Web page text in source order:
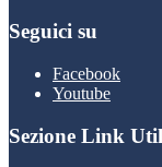
Seguici su
Facebook
Youtube
Sezione Link